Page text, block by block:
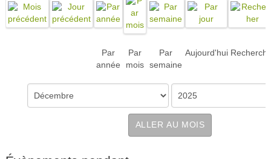
Par
année
Par
mois
Par
semaine
Aujourd'hui
ALLER AU MOIS